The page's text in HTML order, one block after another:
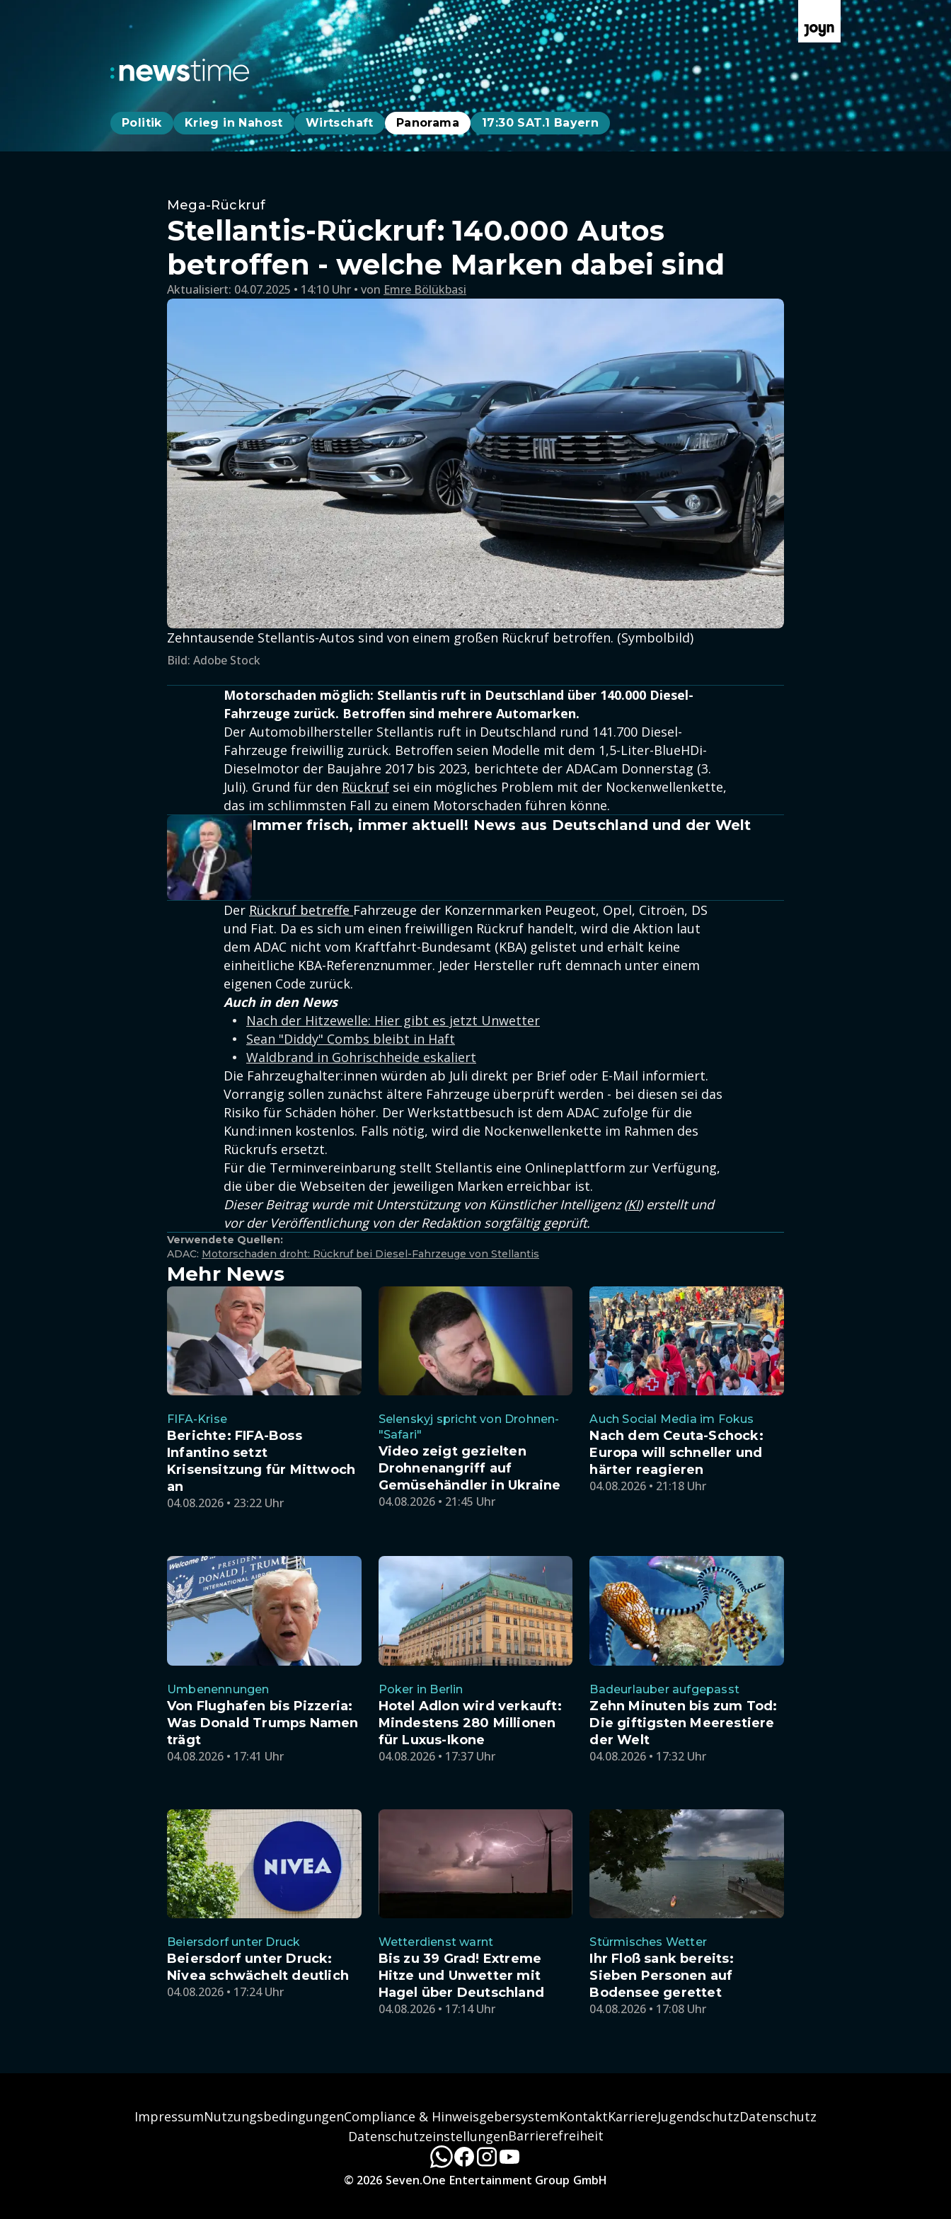
Politik Krieg in Nahost Wirtschaft Panorama 17:30 SAT.1 Bayern
Mega-Rückruf
Stellantis-Rückruf: 140.000 Autos
betroffen - welche Marken dabei sind
Aktualisiert: 04.07.2025 • 14:10 Uhr von Emre Bölükbasi
Zehntausende Stellantis-Autos sind von einem großen Rückruf betroffen. (Symbolbild)
Bild: Adobe Stock
Motorschaden möglich: Stellantis ruft in Deutschland über 140.000 Diesel-
Fahrzeuge zurück. Betroffen sind mehrere Automarken.
Der Automobilhersteller Stellantis ruft in Deutschland rund 141.700 Diesel-
Fahrzeuge freiwillig zurück. Betroffen seien Modelle mit dem 1,5-Liter-BlueHDi-
Dieselmotor der Baujahre 2017 bis 2023, berichtete der ADACam Donnerstag (3.
Juli). Grund für den Rückruf sei ein mögliches Problem mit der Nockenwellenkette,
das im schlimmsten Fall zu einem Motorschaden führen könne.
Immer frisch, immer aktuell! News aus Deutschland und der Welt
Der Rückruf betreffe Fahrzeuge der Konzernmarken Peugeot, Opel, Citroën, DS
und Fiat. Da es sich um einen freiwilligen Rückruf handelt, wird die Aktion laut
dem ADAC nicht vom Kraftfahrt-Bundesamt (KBA) gelistet und erhält keine
einheitliche KBA-Referenznummer. Jeder Hersteller ruft demnach unter einem
eigenen Code zurück.
Auch in den News
Nach der Hitzewelle: Hier gibt es jetzt Unwetter
Sean "Diddy" Combs bleibt in Haft
Waldbrand in Gohrischheide eskaliert
Die Fahrzeughalter:innen würden ab Juli direkt per Brief oder E-Mail informiert.
Vorrangig sollen zunächst ältere Fahrzeuge überprüft werden - bei diesen sei das
Risiko für Schäden höher. Der Werkstattbesuch ist dem ADAC zufolge für die
Kund:innen kostenlos. Falls nötig, wird die Nockenwellenkette im Rahmen des
Rückrufs ersetzt.
Für die Terminvereinbarung stellt Stellantis eine Onlineplattform zur Verfügung,
die über die Webseiten der jeweiligen Marken erreichbar ist.
Dieser Beitrag wurde mit Unterstützung von Künstlicher Intelligenz (KI) erstellt und
vor der Veröffentlichung von der Redaktion sorgfältig geprüft.
Verwendete Quellen:
ADAC: Motorschaden droht: Rückruf bei Diesel-Fahrzeuge von Stellantis
Mehr News
FIFA-Krise
Berichte: FIFA-Boss
Infantino setzt
Krisensitzung für Mittwoch
an
04.08.2026 • 23:22 Uhr
Selenskyj spricht von Drohnen-
"Safari"
Video zeigt gezielten
Drohnenangriff auf
Gemüsehändler in Ukraine
04.08.2026 • 21:45 Uhr
Auch Social Media im Fokus
Nach dem Ceuta-Schock:
Europa will schneller und
härter reagieren
04.08.2026 • 21:18 Uhr
Umbenennungen
Von Flughafen bis Pizzeria:
Was Donald Trumps Namen
trägt
04.08.2026 • 17:41 Uhr
Poker in Berlin
Hotel Adlon wird verkauft:
Mindestens 280 Millionen
für Luxus-Ikone
04.08.2026 • 17:37 Uhr
Badeurlauber aufgepasst
Zehn Minuten bis zum Tod:
Die giftigsten Meerestiere
der Welt
04.08.2026 • 17:32 Uhr
Beiersdorf unter Druck
Beiersdorf unter Druck:
Nivea schwächelt deutlich
04.08.2026 • 17:24 Uhr
Wetterdienst warnt
Bis zu 39 Grad! Extreme
Hitze und Unwetter mit
Hagel über Deutschland
04.08.2026 • 17:14 Uhr
Stürmisches Wetter
Ihr Floß sank bereits:
Sieben Personen auf
Bodensee gerettet
04.08.2026 • 17:08 Uhr
ImpressumNutzungsbedingungenCompliance & HinweisgebersystemKontaktKarriereJugendschutzDatenschutz
DatenschutzeinstellungenBarrierefreiheit
© 2026 Seven.One Entertainment Group GmbH